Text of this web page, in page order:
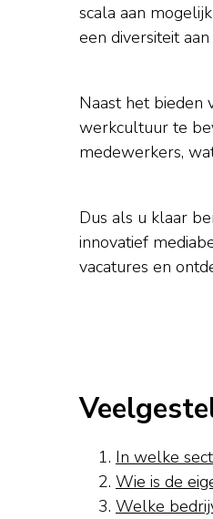
scala aan
een diversiteit
Naast het bieden
werkcultuur te
medewerkers,
Dus als u klaar
innovatief
vacatures en
In welke
Wie is de
Welke